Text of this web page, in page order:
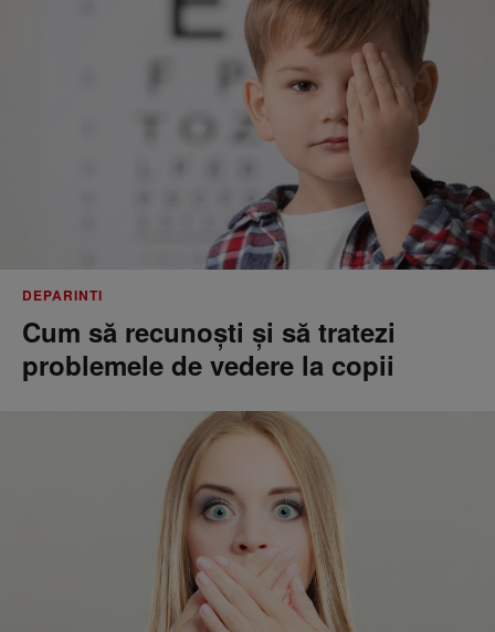
DEPARINTI
Cum să recunoști și să tratezi
problemele de vedere la copii